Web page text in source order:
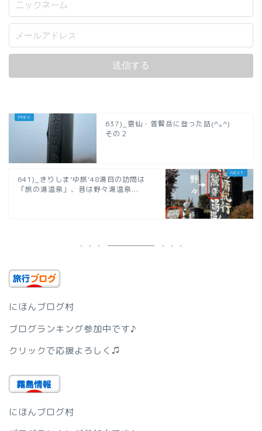
637)_雲仙・普賢岳に登った話(^｡^)
その２
641)_きりしま’ゆ旅’48湯目の訪問は
「旅の湯温泉」、昔は野々湯温泉...
にほんブログ村
ブログランキング参加中です♪
クリックで応援よろしく♫
にほんブログ村